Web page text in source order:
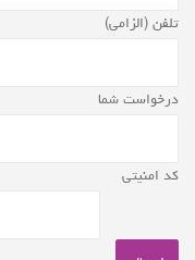
تلفن (الزامی)
درخواست شما
کد امنیتی